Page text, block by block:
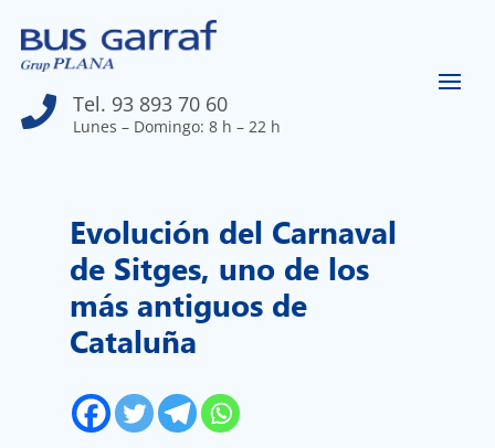
 Tel. 93 893 70 60
Lunes – Domingo: 8 h – 22 h
Evolución del Carnaval
de Sitges, uno de los
más antiguos de
Cataluña